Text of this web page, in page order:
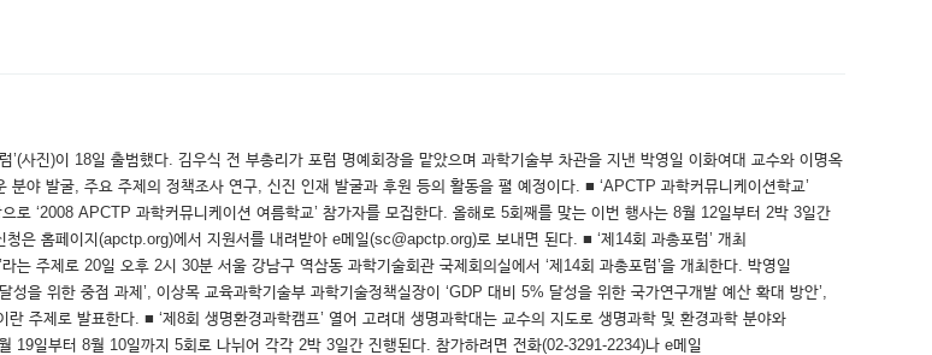
’(사진)이 18일 출범했다. 김우식 전 부총리가 포럼 명예회장을 맡았으며 과학기술부 차관을 지낸 박영일 이화여대 교수와 이명옥
야 발굴, 주요 주제의 정책조사 연구, 신진 인재 발굴과 후원 등의 활동을 펼 예정이다. ■ ‘APCTP 과학커뮤니케이션학교’
‘2008 APCTP 과학커뮤니케이션 여름학교’ 참가자를 모집한다. 올해로 5회째를 맞는 이번 행사는 8월 12일부터 2박 3일간
은 홈페이지(apctp.org)에서 지원서를 내려받아 e메일(sc@apctp.org)로 보내면 된다. ■ ‘제14회 과총포럼’ 개최
주제로 20일 오후 2시 30분 서울 강남구 역삼동 과학기술회관 국제회의실에서 ‘제14회 과총포럼’을 개최한다. 박영일
을 위한 중점 과제’, 이상목 교육과학기술부 과학기술정책실장이 ‘GDP 대비 5% 달성을 위한 국가연구개발 예산 확대 방안’,
주제로 발표한다. ■ ‘제8회 생명환경과학캠프’ 열어 고려대 생명과학대는 교수의 지도로 생명과학 및 환경과학 분야와
19일부터 8월 10일까지 5회로 나뉘어 각각 2박 3일간 진행된다. 참가하려면 전화(02-3291-2234)나 e메일